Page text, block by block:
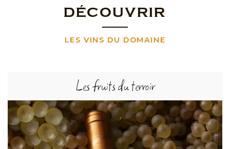
DÉCOUVRIR
LES VINS DU DOMAINE
Les fruits du terroir